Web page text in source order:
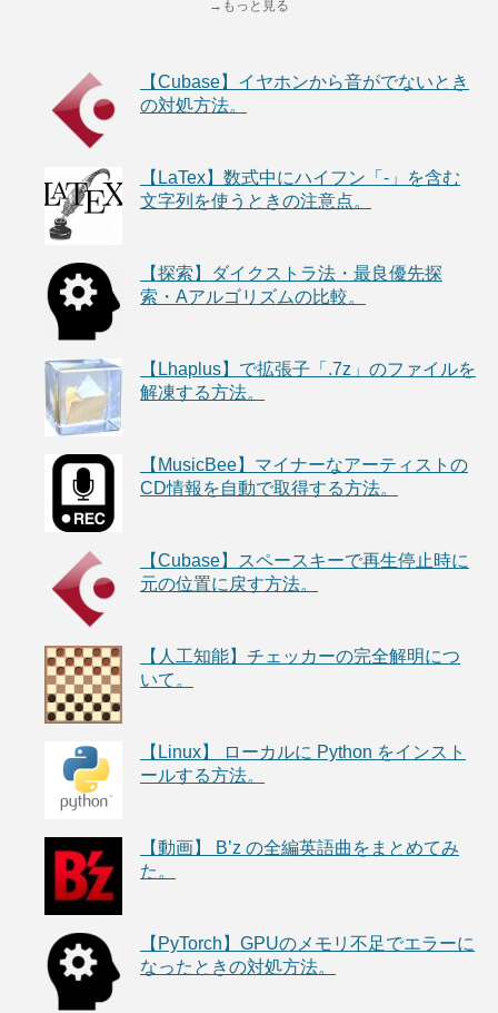
→もっと見る
【Cubase】イヤホンから音がでないとき
の対処方法。
【LaTex】数式中にハイフン「-」を含む
文字列を使うときの注意点。
【探索】ダイクストラ法・最良優先探
索・Aアルゴリズムの比較。
【Lhaplus】で拡張子「.7z」のファイルを
解凍する方法。
【MusicBee】マイナーなアーティストの
CD情報を自動で取得する方法。
【Cubase】スペースキーで再生停止時に
元の位置に戻す方法。
【人工知能】チェッカーの完全解明につ
いて。
【Linux】 ローカルに Python をインスト
ールする方法。
【動画】 B’z の全編英語曲をまとめてみ
た。
【PyTorch】GPUのメモリ不足でエラーに
なったときの対処方法。